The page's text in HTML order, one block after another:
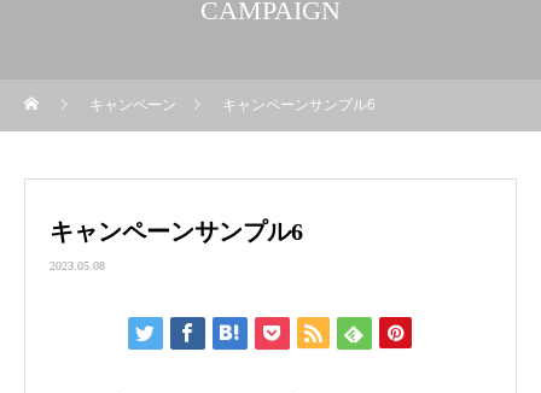
CAMPAIGN
キャンペーン キャンペーンサンプル6
キャンペーンサンプル6
2023.05.08